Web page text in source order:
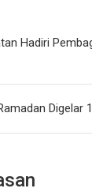
Hadiri
Digelar